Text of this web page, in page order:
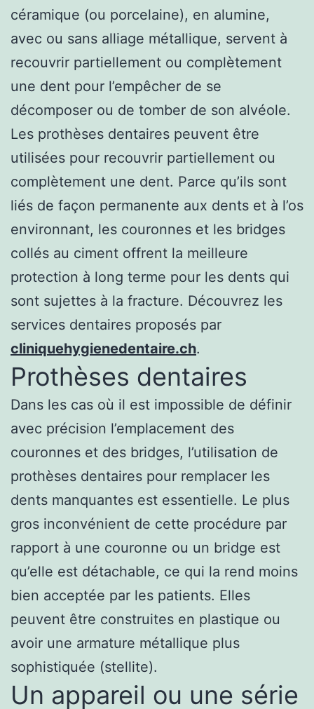
céramique (ou porcelaine), en alumine,
avec ou sans alliage métallique, servent à
recouvrir partiellement ou complètement
une dent pour l’empêcher de se
décomposer ou de tomber de son alvéole.
Les prothèses dentaires peuvent être
utilisées pour recouvrir partiellement ou
complètement une dent. Parce qu’ils sont
liés de façon permanente aux dents et à l’os
environnant, les couronnes et les bridges
collés au ciment offrent la meilleure
protection à long terme pour les dents qui
sont sujettes à la fracture. Découvrez les
services dentaires proposés par
cliniquehygienedentaire.ch.
Prothèses dentaires
Dans les cas où il est impossible de définir
avec précision l’emplacement des
couronnes et des bridges, l’utilisation de
prothèses dentaires pour remplacer les
dents manquantes est essentielle. Le plus
gros inconvénient de cette procédure par
rapport à une couronne ou un bridge est
qu’elle est détachable, ce qui la rend moins
bien acceptée par les patients. Elles
peuvent être construites en plastique ou
avoir une armature métallique plus
sophistiquée (stellite).
Un appareil ou une série